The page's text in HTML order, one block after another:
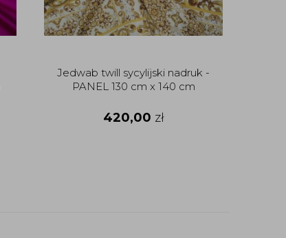
Jedwab twill sycylijski nadruk -
PANEL 130 cm x 140 cm
420,00 zł